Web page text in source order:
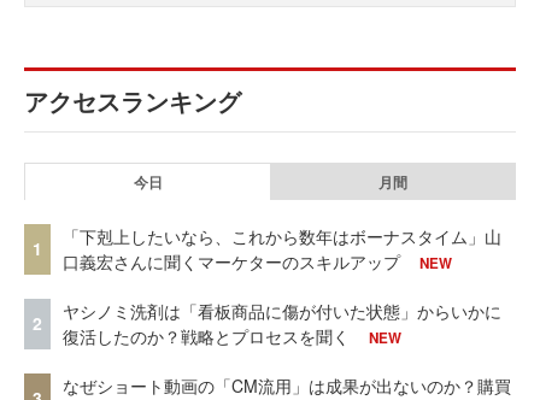
アクセスランキング
今日 月間
1
「下剋上したいなら、これから数年はボーナスタイム」山
口義宏さんに聞くマーケターのスキルアップ
NEW
2
ヤシノミ洗剤は「看板商品に傷が付いた状態」からいかに
復活したのか？戦略とプロセスを聞く
NEW
なぜショート動画の「CM流用」は成果が出ないのか？購買